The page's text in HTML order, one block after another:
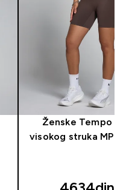
Ženske Tempo
visokog struka MP -